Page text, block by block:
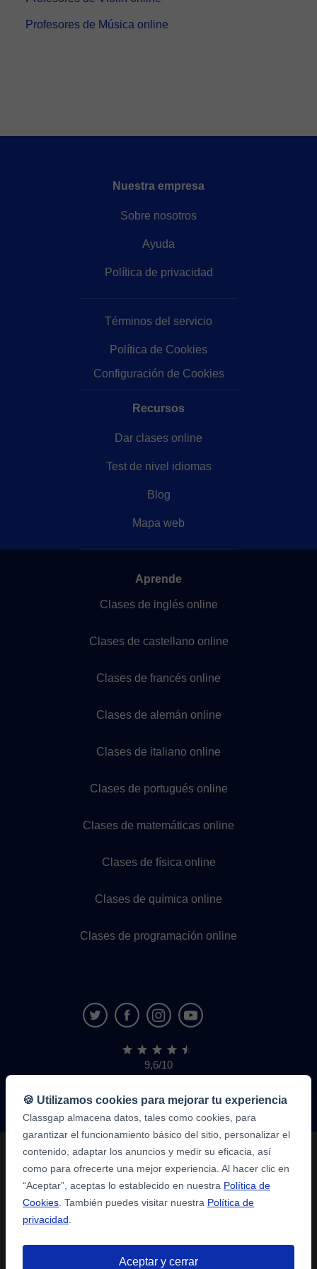
Profesores de Música online
Nuestra empresa
Sobre nosotros
Ayuda
Política de privacidad
Términos del servicio
Política de Cookies
Configuración de Cookies
Recursos
Dar clases online
Test de nivel idiomas
Blog
Mapa web
Aprende
Clases de inglés online
Clases de castellano online
Clases de francés online
Clases de alemán online
Clases de italiano online
Clases de portugués online
Clases de matemáticas online
Clases de física online
Clases de química online
Clases de programación online
9,6/10
1.339.284
de
alumnos
🍪 Utilizamos cookies para mejorar tu experiencia
Classgap almacena datos, tales como cookies, para
garantizar el funcionamiento básico del sitio, personalizar el
contenido, adaptar los anuncios y medir su eficacia, así
como para ofrecerte una mejor experiencia. Al hacer clic en
“Aceptar”, aceptas lo establecido en nuestra Política de
Cookies . También puedes visitar nuestra Política de
privacidad
Aceptar y cerrar